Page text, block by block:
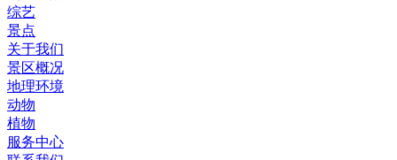
综艺
景点
关于我们
景区概况
地理环境
动物
植物
服务中心